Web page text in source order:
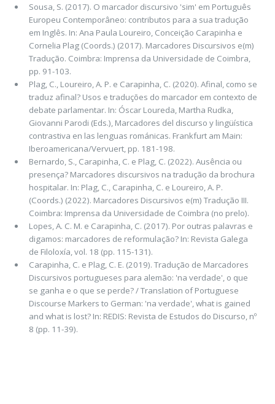
Sousa, S. (2017). O marcador discursivo 'sim' em Português
Europeu Contemporâneo: contributos para a sua tradução
em Inglês. In: Ana Paula Loureiro, Conceição Carapinha e
Cornelia Plag (Coords.) (2017). Marcadores Discursivos e(m)
Tradução. Coimbra: Imprensa da Universidade de Coimbra,
pp. 91-103.
Plag, C., Loureiro, A. P. e Carapinha, C. (2020). Afinal, como se
traduz afinal? Usos e traduções do marcador em contexto de
debate parlamentar. In: Óscar Loureda, Martha Rudka,
Giovanni Parodi (Eds.), Marcadores del discurso y lingüística
contrastiva en las lenguas románicas. Frankfurt am Main:
Iberoamericana/Vervuert, pp. 181-198.
Bernardo, S., Carapinha, C. e Plag, C. (2022). Ausência ou
presença? Marcadores discursivos na tradução da brochura
hospitalar. In: Plag, C., Carapinha, C. e Loureiro, A. P.
(Coords.) (2022). Marcadores Discursivos e(m) Tradução III.
Coimbra: Imprensa da Universidade de Coimbra (no prelo).
Lopes, A. C. M. e Carapinha, C. (2017). Por outras palavras e
digamos: marcadores de reformulação? In: Revista Galega
de Filoloxía, vol. 18 (pp. 115-131).
Carapinha, C. e Plag, C. E. (2019). Tradução de Marcadores
Discursivos portugueses para alemão: 'na verdade', o que
se ganha e o que se perde? / Translation of Portuguese
Discourse Markers to German: 'na verdade', what is gained
and what is lost? In: REDIS: Revista de Estudos do Discurso, nº
8 (pp. 11-39).